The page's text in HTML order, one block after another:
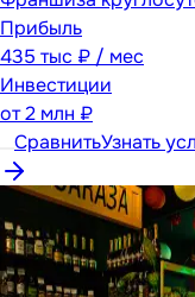
Прибыль
435 тыс ₽ / мес
Инвестиции
от2 млн ₽
СравнитьУзнать